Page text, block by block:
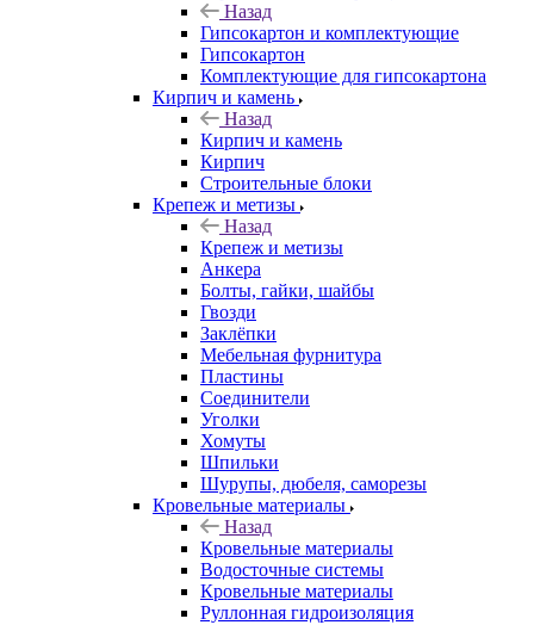
Назад
Гипсокартон и комплектующие
Гипсокартон
Комплектующие для гипсокартона
Кирпич и камень
Назад
Кирпич и камень
Кирпич
Строительные блоки
Крепеж и метизы
Назад
Крепеж и метизы
Анкера
Болты, гайки, шайбы
Гвозди
Заклёпки
Мебельная фурнитура
Пластины
Соединители
Уголки
Хомуты
Шпильки
Шурупы, дюбеля, саморезы
Кровельные материалы
Назад
Кровельные материалы
Водосточные системы
Кровельные материалы
Руллонная гидроизоляция